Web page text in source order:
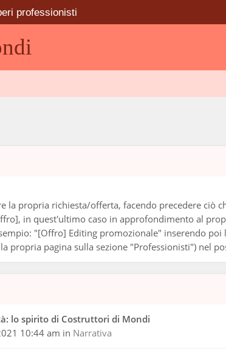
professionisti
la propria richiesta/offerta, facendo precedere ciò
in quest'ultimo caso in approfondimento al
"[Offro] Editing promozionale" inserendo poi
propria pagina sulla sezione "Professionisti") nel
lo spirito di Costruttori di Mondi
10:44 am in Narrativa